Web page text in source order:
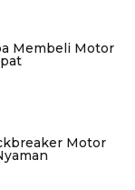
Membeli Motor
Motor